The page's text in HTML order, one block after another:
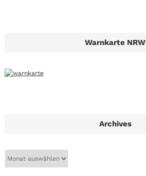
Warnkarte NRW
Archives